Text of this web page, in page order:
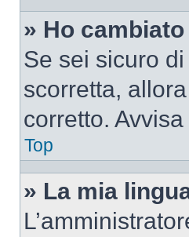
» Ho
Se sei sicuro
scorretta,
corretto.
Top
» La mia